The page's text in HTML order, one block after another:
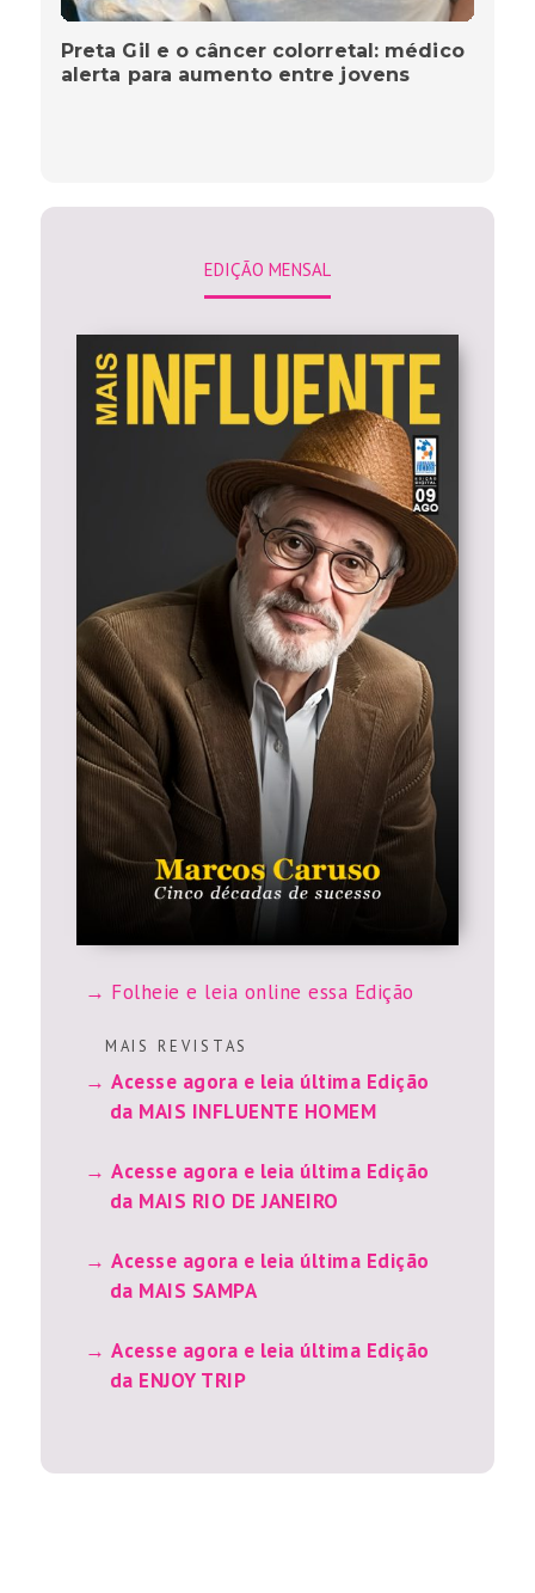
Preta Gil e o câncer colorretal: médico
alerta para aumento entre jovens
EDIÇÃO MENSAL
Folheie e leia online essa Edição
M A I S R E V I S T A S
Acesse agora e leia última Edição
da MAIS INFLUENTE HOMEM
Acesse agora e leia última Edição
da MAIS RIO DE JANEIRO
Acesse agora e leia última Edição
da MAIS SAMPA
Acesse agora e leia última Edição
da ENJOY TRIP